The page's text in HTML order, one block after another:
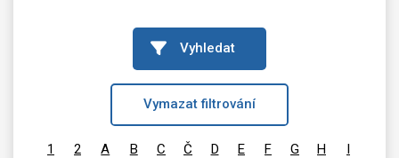
Vyhledat
Vymazat filtrování
1 2 A B C Č D E F G H
I